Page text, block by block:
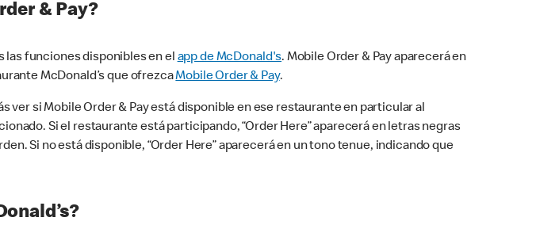
& Pay?
las funciones disponibles en elapp de McDonald's. Mobile Order & Pay aparecerá en
McDonald’s que ofrezcaMobile Order & Pay.
si Mobile Order & Pay está disponible en ese restaurante en particular al
Si el restaurante está participando, “Order Here” aparecerá en letras negras
Si no está disponible, “Order Here” aparecerá en un tono tenue, indicando que